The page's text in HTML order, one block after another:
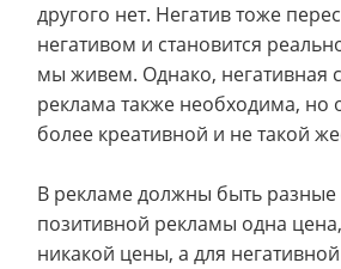
другого нет. Негатив тоже
негативом и становится
мы живем. Однако, негативная
реклама также необходима, но
более креативной и не такой
В рекламе должны быть
позитивной рекламы одна
никакой цены, а для